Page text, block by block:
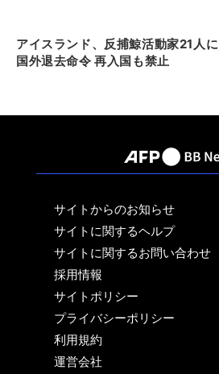
アイスランド、反捕鯨活動家21人に
国外退去命令 再入国も禁止
サイトからのお知らせ
サイトに関するヘルプ
サイトに関するお問い合わせ
採用情報
サイトポリシー
プライバシーポリシー
利用規約
運営会社